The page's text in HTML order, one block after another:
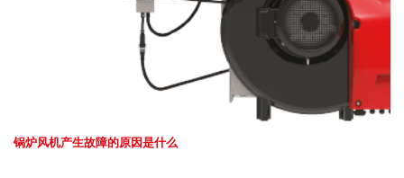
锅炉风机产生故障的原因是什么